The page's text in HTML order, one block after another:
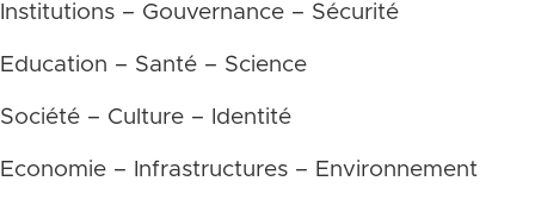
Institutions – Gouvernance – Sécurité
Education – Santé – Science
Société – Culture – Identité
Economie – Infrastructures – Environnement